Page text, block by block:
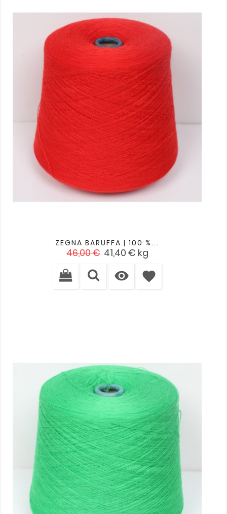
ZEGNA BARUFFA | 100 %...
Verkaufspreis
46,00 € Preis
41,40 € kg
 favorite